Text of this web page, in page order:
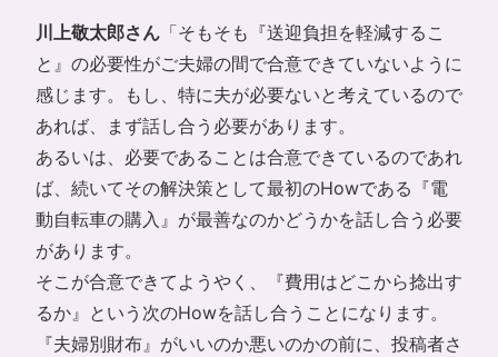
川上敬太郎さん 「そもそも『送迎負担を軽減するこ
と』の必要性がご夫婦の間で合意できていないように
感じます。もし、特に夫が必要ないと考えているので
あれば、まず話し合う必要があります。
あるいは、必要であることは合意できているのであれ
ば、続いてその解決策として最初のHowである『電
動自転車の購入』が最善なのかどうかを話し合う必要
があります。
そこが合意できてようやく、『費用はどこから捻出す
るか』という次のHowを話し合うことになります。
『夫婦別財布』がいいのか悪いのかの前に、投稿者さ